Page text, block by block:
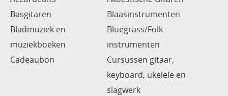
Basgitaren
Blaasinstrumenten
Bladmuziek en
muziekboeken
Bluegrass/Folk
instrumenten
Cadeaubon
Cursussen gitaar,
keyboard, ukelele en
slagwerk